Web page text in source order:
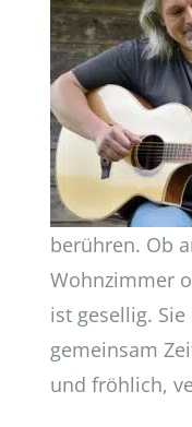
berühren. Ob
Wohnzimmer
ist gesellig.
gemeinsam
und fröhlich,